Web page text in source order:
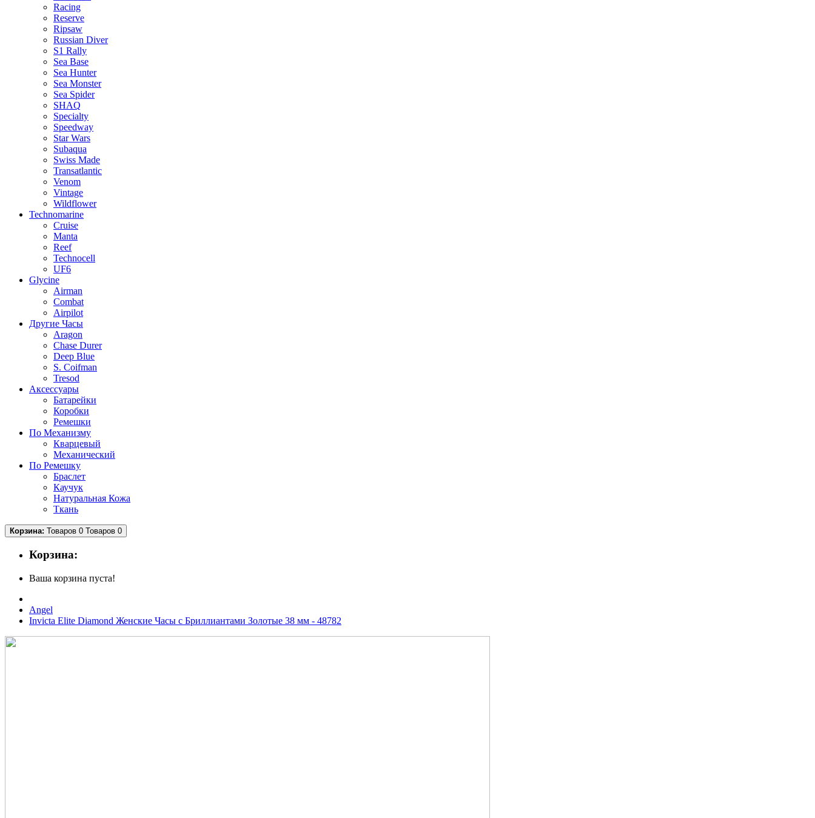
Racing
Reserve
Ripsaw
Russian Diver
S1 Rally
Sea Base
Sea Hunter
Sea Monster
Sea Spider
SHAQ
Specialty
Speedway
Star Wars
Subaqua
Swiss Made
Transatlantic
Venom
Vintage
Wildflower
Technomarine
Cruise
Manta
Reef
Technocell
UF6
Glycine
Airman
Combat
Airpilot
Другие Часы
Aragon
Chase Durer
Deep Blue
S. Coifman
Tresod
Аксессуары
Батарейки
Коробки
Ремешки
По Механизму
Кварцевый
Механический
По Ремешку
Браслет
Каучук
Натуральная Кожа
Ткань
Корзина: Товаров 0 Товаров 0
Корзина:
Ваша корзина пуста!
Angel
Invicta Elite Diamond Женские Часы с Бриллиантами Золотые 38 мм - 48782